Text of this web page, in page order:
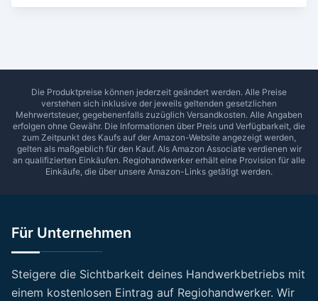
5 10 15 20 25 30
SUCHEN
Die Produktpreise können jederzeit geändert werden. Alle Preise
verstehen sich inklusive der jeweils geltenden gesetzlichen
Mehrwertsteuer, gegebenenfalls zuzüglich Versandkosten. Alle Angaben
erfolgen ohne Gewähr. Die Informationen über Preis und Verfügbarkeit, die
zum Zeitpunkt des Kaufs auf der Amazon-Website angezeigt werden,
gelten als maßgeblich für den Kauf. Als Amazon Associate verdienen wir
an qualifizierten Einkäufen. Regiohandwerker erhält eine Provision für alle
Einkäufe, die über unsere Amazon-Links getätigt werden.
Für Unternehmen
Steigere die Sichtbarkeit deines Handwerkbetriebs mit
einem kostenlosen Eintrag auf Regiohandwerker. Wir